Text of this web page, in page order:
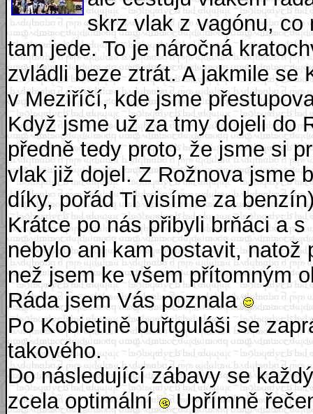
skrz vlak z vagónu, co
tam jede. To je náročná
zvládli beze ztrát. A jakmile se
v Meziříčí, kde jsme
Když jsme už za tmy dojeli do
předně tedy proto, že jsme si
vlak již dojel. Z Rožnova jsme
díky, pořád Ti visíme za
Krátce po nás přibyli brňáci a
nebylo ani kam postavit, natož
než jsem ke všem přítomným
Ráda jsem Vás poznala
Po Kobietině buřtguláši se
takového.
Do následující zábavy se
zcela optimální
Upřímně